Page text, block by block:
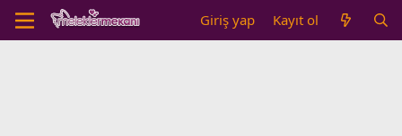
Giriş yap Kayıt ol